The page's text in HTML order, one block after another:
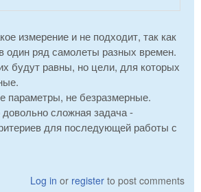
измерение и не подходит, так как
один ряд самолеты разных времен.
будут равны, но цели, для которых
параметры, не безразмерные.
сложная задача -
для последующей работы с
Log in or register to post comments